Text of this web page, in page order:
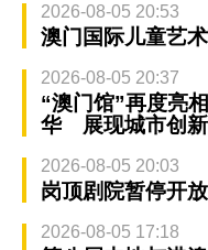
2026-08-05 20:53
澳门国际儿童艺
2026-08-05 20:37
“澳门馆”再度亮
华 展现城市创新
2026-08-05 20:03
岗顶剧院暂停开放
2026-08-05 17:18